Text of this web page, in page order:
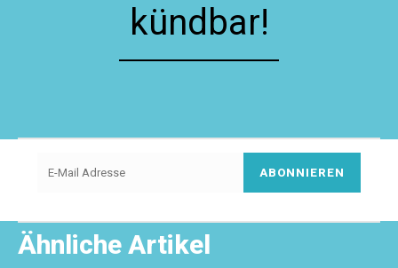
kündbar!
ABONNIEREN
Ähnliche Artikel